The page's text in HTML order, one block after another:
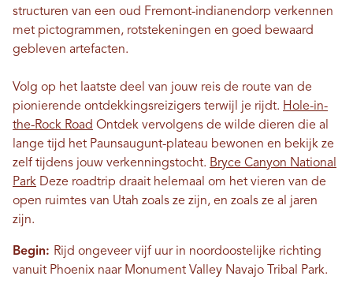
structuren van een oud Fremont-indianendorp verkennen
met pictogrammen, rotstekeningen en goed bewaard
gebleven artefacten.
Volg op het laatste deel van jouw reis de route van de
pionierende ontdekkingsreizigers terwijl je rijdt. Hole-in-
the-Rock Road Ontdek vervolgens de wilde dieren die al
lange tijd het Paunsaugunt-plateau bewonen en bekijk ze
zelf tijdens jouw verkenningstocht. Bryce Canyon National
Park Deze roadtrip draait helemaal om het vieren van de
open ruimtes van Utah zoals ze zijn, en zoals ze al jaren
zijn.
Begin: Rijd ongeveer vijf uur in noordoostelijke richting
vanuit Phoenix naar Monument Valley Navajo Tribal Park.